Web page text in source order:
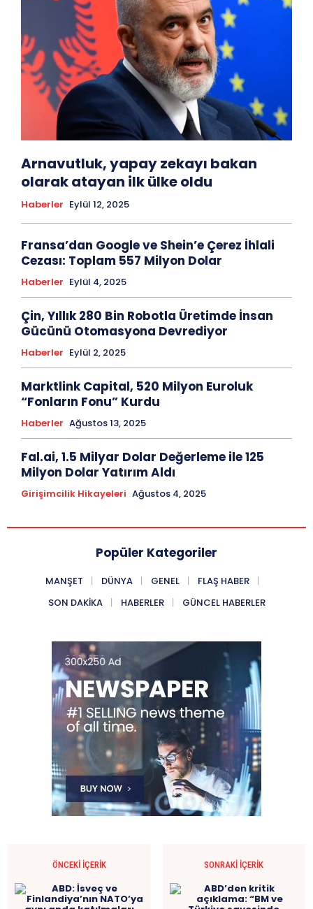
Arnavutluk, yapay zekayı bakan
olarak atayan ilk ülke oldu
Haberler Eylül 12, 2025
Fransa’dan Google ve Shein’e Çerez İhlali
Cezası: Toplam 557 Milyon Dolar
Haberler Eylül 4, 2025
Çin, Yıllık 280 Bin Robotla Üretimde İnsan
Gücünü Otomasyona Devrediyor
Haberler Eylül 2, 2025
Marktlink Capital, 520 Milyon Euroluk
“Fonların Fonu” Kurdu
Haberler Ağustos 13, 2025
Fal.ai, 1.5 Milyar Dolar Değerleme ile 125
Milyon Dolar Yatırım Aldı
Girişimcilik Hikayeleri Ağustos 4, 2025
Popüler Kategoriler
MANŞET DÜNYA GENEL
FLAŞ HABER
SON DAKIKA
HABERLER GÜNCEL HABERLER
ÖNCEKI İÇERIK SONRAKI İÇERIK